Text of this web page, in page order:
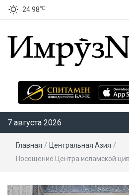
24.98℃
7 августа 2026
Главная / Центральная Азия /
Посещение Центра исламской